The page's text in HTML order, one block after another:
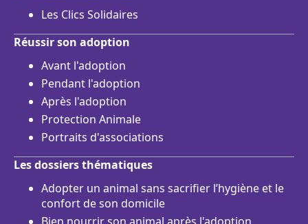
Les Clics Solidaires
Réussir son adoption
Avant l'adoption
Pendant l'adoption
Après l'adoption
Protection Animale
Portraits d'associations
Les dossiers thématiques
Adopter un animal sans sacrifier l’hygiène et le
confort de son domicile